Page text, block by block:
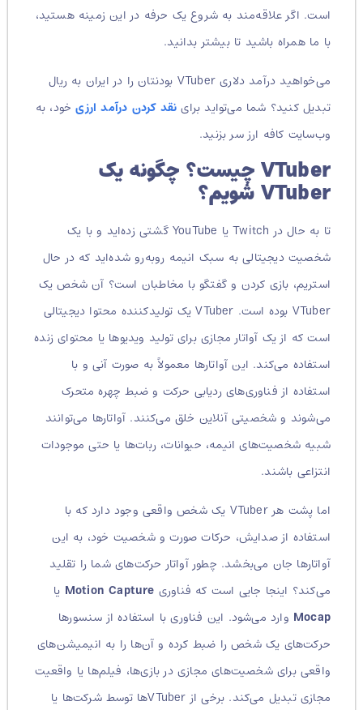
است. اگر علاقه‌مند به شروع یک حرفه در این زمینه هستید،
با ما همراه باشید تا بیشتر بدانید.
می‌خواهید درآمد دلاری VTuber بودنتان را در ایران به ریال
تبدیل کنید؟ شما می‌تواید برای نقد کردن درآمد ارزی خود، به
وب‌سایت کافه ارز سر بزنید.
VTuber چیست؟ چگونه یک
VTuber شویم؟
تا به حال در Twitch یا YouTube گشتی زده‌اید و با یک
شخصیت دیجیتالی به سبک انیمه روبه‌رو شده‌اید که در حال
استریم، بازی کردن و گفتگو با مخاطبان است؟ آن شخص یک
VTuber بوده است.
VTuber یک تولیدکننده محتوا دیجیتالی
است که از یک آواتار مجازی برای تولید ویدیوها یا محتوای زنده
استفاده می‌کند.این آواتارها معمولاً به صورت آنی و با
استفاده از فناوری‌های ردیابی حرکت و ضبط چهره متحرک
می‌شوند و شخصیتی آنلاین خلق می‌کنند. آواتارها می‌توانند
شبیه شخصیت‌های انیمه، حیوانات، ربات‌ها یا حتی موجودات
انتزاعی باشند.
اما پشت هر VTuber یک شخص واقعی وجود دارد که با
استفاده از صدایش، حرکات صورت و شخصیت خود، به این
آواتارها جان می‌بخشد.چطور آواتار حرکت‌های شما را تقلید
می‌کند؟ اینجا جایی است که فناوریMotion Captureیا
Mocapوارد می‌شود. این فناوری با استفاده از سنسورها
حرکت‌های یک شخص را ضبط کرده و آن‌ها را به انیمیشن‌های
واقعی برای شخصیت‌های مجازی در بازی‌ها، فیلم‌ها یا واقعیت
مجازی تبدیل می‌کند.
برخی از VTuberها توسط شرکت‌ها یا